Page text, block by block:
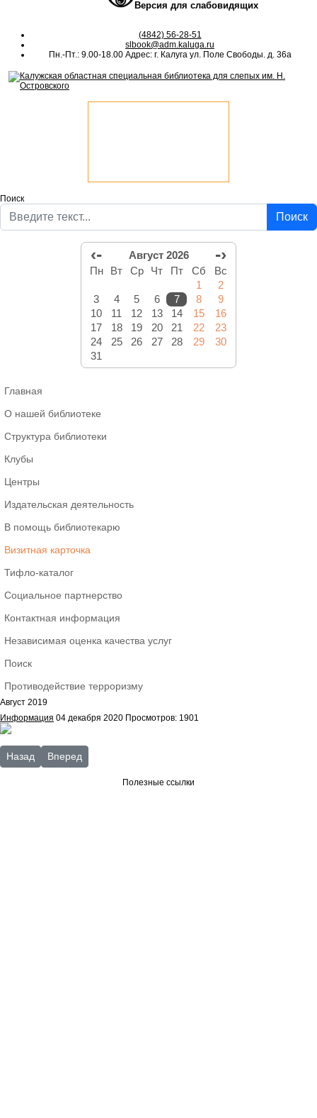
Версия для слабовидящих
(4842) 56-28-51
slbook@adm.kaluga.ru
Пн.-Пт.: 9.00-18.00 Адрес: г. Калуга ул. Поле Свободы. д. 36а
Поиск
Поиск
‹- Август 2026 -›
Пн Вт Ср Чт Пт Сб
Вс
1
2
3
4 5 6 7 8
9
10
11 12 13 14 15
16
17
18 19 20 21 22
23
24
25 26 27 28 29
30
31
Главная
О нашей библиотеке
Структура библиотеки
Клубы
Центры
Издательская деятельность
В помощь библиотекарю
Визитная карточка
Тифло-каталог
Социальное партнерство
Контактная информация
Независимая оценка качества услуг
Поиск
Противодействие терроризму
Август 2019
Информация 04 декабря 2020 Просмотров: 1901
Предыдущий: Октябрь 2019
Назад Следующий: Май 2019
Вперед
Полезные ссылки